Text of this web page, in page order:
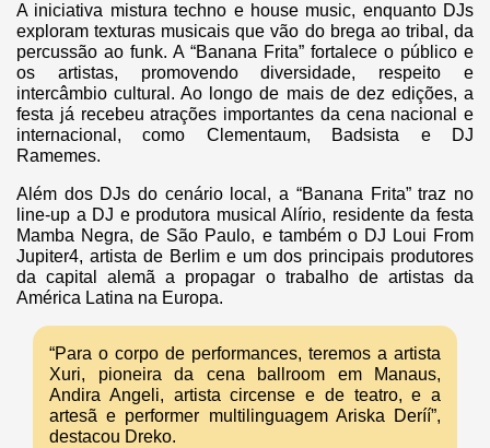
A iniciativa mistura techno e house music, enquanto DJs
exploram texturas musicais que vão do brega ao tribal, da
percussão ao funk. A “Banana Frita” fortalece o público e
os artistas, promovendo diversidade, respeito e
intercâmbio cultural. Ao longo de mais de dez edições, a
festa já recebeu atrações importantes da cena nacional e
internacional, como Clementaum, Badsista e DJ
Ramemes.
Além dos DJs do cenário local, a “Banana Frita” traz no
line-up a DJ e produtora musical Alírio, residente da festa
Mamba Negra, de São Paulo, e também o DJ Loui From
Jupiter4, artista de Berlim e um dos principais produtores
da capital alemã a propagar o trabalho de artistas da
América Latina na Europa.
“Para o corpo de performances, teremos a artista
Xuri, pioneira da cena ballroom em Manaus,
Andira Angeli, artista circense e de teatro, e a
artesã e performer multilinguagem Ariska Deríí”,
destacou Dreko.